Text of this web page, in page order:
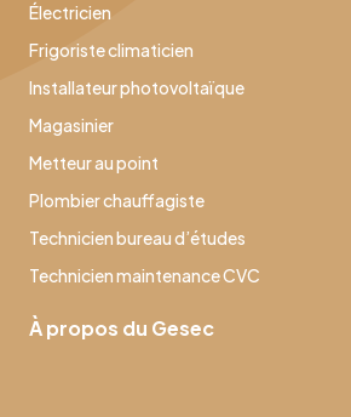
Électricien
Frigoriste climaticien
Installateur photovoltaïque
Magasinier
Metteur au point
Plombier chauffagiste
Technicien bureau d’études
Technicien maintenance CVC
À propos du Gesec